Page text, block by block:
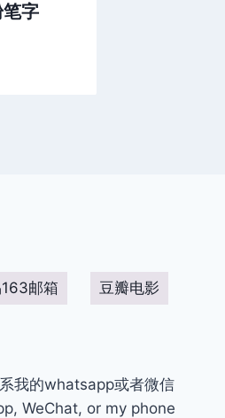
笔字
邮箱 豆瓣电影
我的whatsapp或者微信
WeChat, or my phone